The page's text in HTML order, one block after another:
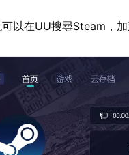
以在UU搜尋Steam，